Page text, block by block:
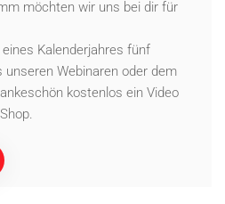
möchten wir uns bei dir für
Kalenderjahres fünf
Webinaren oder dem
kostenlos ein Video